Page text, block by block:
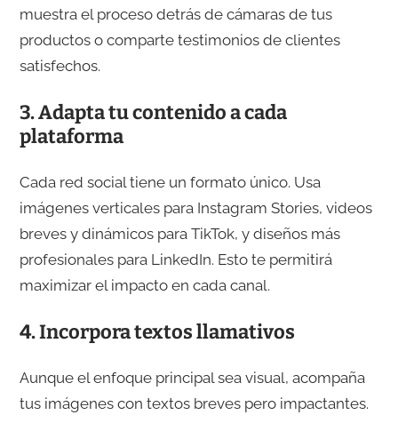
muestra el proceso detrás de cámaras de tus
productos o comparte testimonios de clientes
satisfechos.
3.Adapta tu contenido a cada
plataforma
Cada red social tiene un formato único. Usa
imágenes verticales para Instagram Stories, videos
breves y dinámicos para TikTok, y diseños más
profesionales para LinkedIn. Esto te permitirá
maximizar el impacto en cada canal.
4.Incorpora textos llamativos
Aunque el enfoque principal sea visual, acompaña
tus imágenes con textos breves pero impactantes.